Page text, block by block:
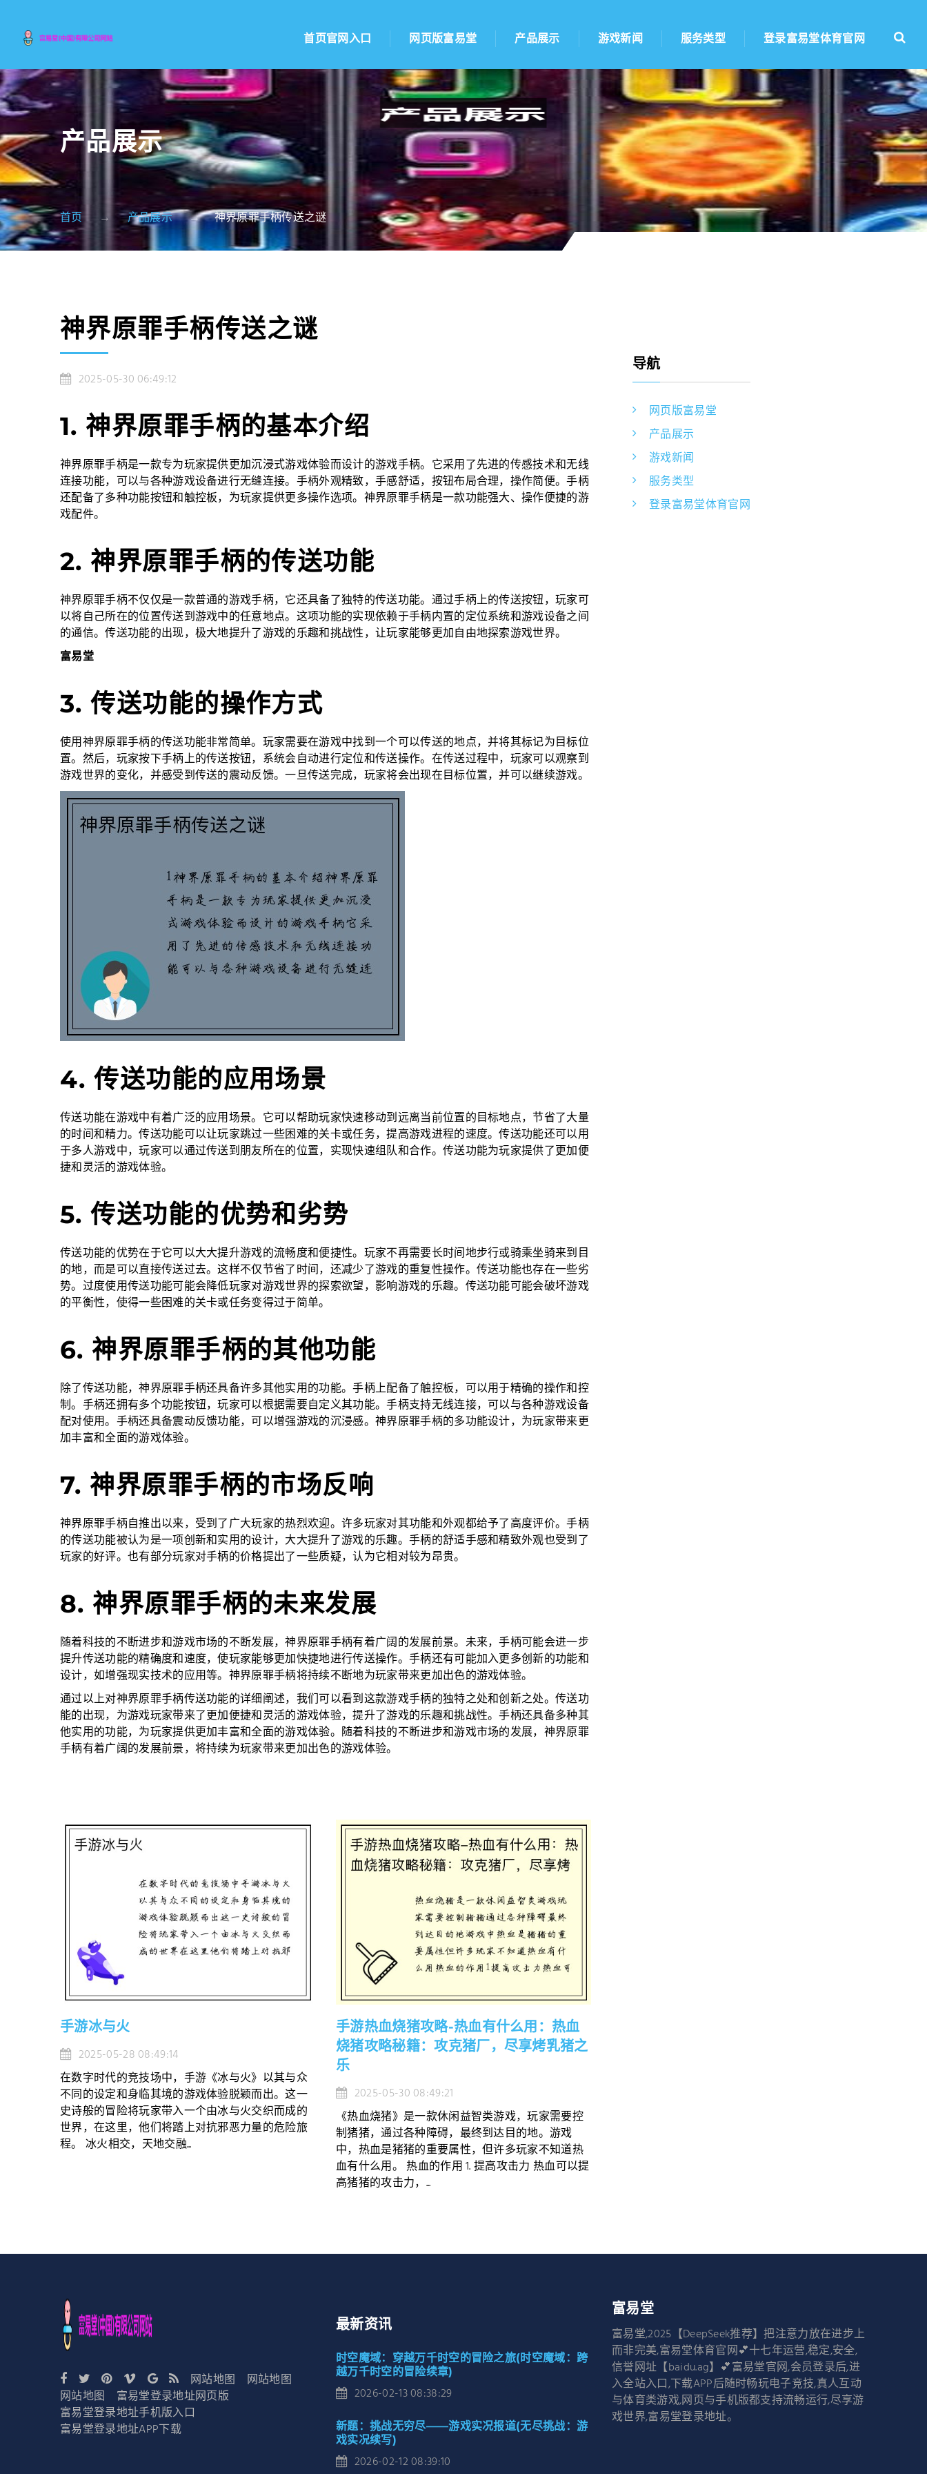
首页官网入口 网页版富易堂 产品展示 游戏新闻 服务类型 登录富易堂体育官网
产品展示
首页 产品展示 神界原罪手柄传送之谜
神界原罪手柄传送之谜
2025-05-30 06:49:12
1. 神界原罪手柄的基本介绍
神界原罪手柄是一款专为玩家提供更加沉浸式游戏体验而设计的游戏手柄。它采用了先进的传感技术和无线
连接功能，可以与各种游戏设备进行无缝连接。手柄外观精致，手感舒适，按钮布局合理，操作简便。手柄
还配备了多种功能按钮和触控板，为玩家提供更多操作选项。神界原罪手柄是一款功能强大、操作便捷的游
戏配件。
2. 神界原罪手柄的传送功能
神界原罪手柄不仅仅是一款普通的游戏手柄，它还具备了独特的传送功能。通过手柄上的传送按钮，玩家可
以将自己所在的位置传送到游戏中的任意地点。这项功能的实现依赖于手柄内置的定位系统和游戏设备之间
的通信。传送功能的出现，极大地提升了游戏的乐趣和挑战性，让玩家能够更加自由地探索游戏世界。
富易堂
3. 传送功能的操作方式
使用神界原罪手柄的传送功能非常简单。玩家需要在游戏中找到一个可以传送的地点，并将其标记为目标位
置。然后，玩家按下手柄上的传送按钮，系统会自动进行定位和传送操作。在传送过程中，玩家可以观察到
游戏世界的变化，并感受到传送的震动反馈。一旦传送完成，玩家将会出现在目标位置，并可以继续游戏。
4. 传送功能的应用场景
传送功能在游戏中有着广泛的应用场景。它可以帮助玩家快速移动到远离当前位置的目标地点，节省了大量
的时间和精力。传送功能可以让玩家跳过一些困难的关卡或任务，提高游戏进程的速度。传送功能还可以用
于多人游戏中，玩家可以通过传送到朋友所在的位置，实现快速组队和合作。传送功能为玩家提供了更加便
捷和灵活的游戏体验。
5. 传送功能的优势和劣势
传送功能的优势在于它可以大大提升游戏的流畅度和便捷性。玩家不再需要长时间地步行或骑乘坐骑来到目
的地，而是可以直接传送过去。这样不仅节省了时间，还减少了游戏的重复性操作。传送功能也存在一些劣
势。过度使用传送功能可能会降低玩家对游戏世界的探索欲望，影响游戏的乐趣。传送功能可能会破坏游戏
的平衡性，使得一些困难的关卡或任务变得过于简单。
6. 神界原罪手柄的其他功能
除了传送功能，神界原罪手柄还具备许多其他实用的功能。手柄上配备了触控板，可以用于精确的操作和控
制。手柄还拥有多个功能按钮，玩家可以根据需要自定义其功能。手柄支持无线连接，可以与各种游戏设备
配对使用。手柄还具备震动反馈功能，可以增强游戏的沉浸感。神界原罪手柄的多功能设计，为玩家带来更
加丰富和全面的游戏体验。
7. 神界原罪手柄的市场反响
神界原罪手柄自推出以来，受到了广大玩家的热烈欢迎。许多玩家对其功能和外观都给予了高度评价。手柄
的传送功能被认为是一项创新和实用的设计，大大提升了游戏的乐趣。手柄的舒适手感和精致外观也受到了
玩家的好评。也有部分玩家对手柄的价格提出了一些质疑，认为它相对较为昂贵。
8. 神界原罪手柄的未来发展
随着科技的不断进步和游戏市场的不断发展，神界原罪手柄有着广阔的发展前景。未来，手柄可能会进一步
提升传送功能的精确度和速度，使玩家能够更加快捷地进行传送操作。手柄还有可能加入更多创新的功能和
设计，如增强现实技术的应用等。神界原罪手柄将持续不断地为玩家带来更加出色的游戏体验。
通过以上对神界原罪手柄传送功能的详细阐述，我们可以看到这款游戏手柄的独特之处和创新之处。传送功
能的出现，为游戏玩家带来了更加便捷和灵活的游戏体验，提升了游戏的乐趣和挑战性。手柄还具备多种其
他实用的功能，为玩家提供更加丰富和全面的游戏体验。随着科技的不断进步和游戏市场的发展，神界原罪
手柄有着广阔的发展前景，将持续为玩家带来更加出色的游戏体验。
手游冰与火
2025-05-28 08:49:14
在数字时代的竞技场中，手游《冰与火》以其与众
不同的设定和身临其境的游戏体验脱颖而出。这一
史诗般的冒险将玩家带入一个由冰与火交织而成的
世界，在这里，他们将踏上对抗邪恶力量的危险旅
程。 冰火相交，天地交融...
手游热血烧猪攻略-热血有什么用：热血
烧猪攻略秘籍：攻克猪厂，尽享烤乳猪之
乐
2025-05-30 08:49:21
《热血烧猪》是一款休闲益智类游戏，玩家需要控
制猪猪，通过各种障碍，最终到达目的地。游戏
中，热血是猪猪的重要属性，但许多玩家不知道热
血有什么用。 热血的作用 1. 提高攻击力 热血可以提
高猪猪的攻击力，...
导航
网页版富易堂
产品展示
游戏新闻
服务类型
登录富易堂体育官网
最新资讯
时空魔域：穿越万千时空的冒险之旅(时空魔域：跨
越万千时空的冒险续章)
2026-02-13 08:38:29
新题：挑战无穷尽——游戏实况报道(无尽挑战：游
戏实况续写)
2026-02-12 08:39:10
富易堂
富易堂,2025【DeepSeek推荐】把注意力放在进步上
而非完美,富易堂体育官网💕十七年运营,稳定,安全,
信誉网址【baidu.ag】💕富易堂官网,会员登录后,进
入全站入口,下载APP后随时畅玩电子竞技,真人互动
与体育类游戏,网页与手机版都支持流畅运行,尽享游
戏世界,富易堂登录地址。
网站地图
网站地图
网站地图
富易堂登录地址网页版
富易堂登录地址手机版入口
富易堂登录地址APP下载